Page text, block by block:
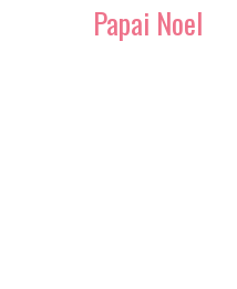
Papai Noel